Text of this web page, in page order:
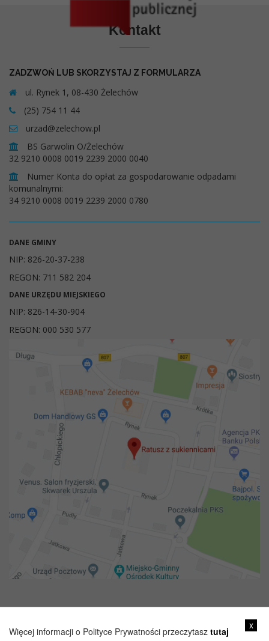
Kontakt
ZADZWOŃ LUB SKORZYSTAJ Z FORMULARZA
ul. Rynek 1, 08-430 Żelechów
(25) 754 11 44
urzad@zelechow.pl
BS Garwolin O/Żelechów
32 9210 0008 0019 2239 2000 0040
Numer Konta do opłat za gospodarowanie odpadami
komunalnymi:
34 9210 0008 0019 2239 2000 0780
DANE GMINY
NIP: 826-20-37-238
REGON: 711 582 204
DANE URZĘDU MIEJSKIEGO
NIP: 826-14-30-904
REGON: 000 530 577
x
Więcej informacji o Polityce Prywatności przeczytasz tutaj